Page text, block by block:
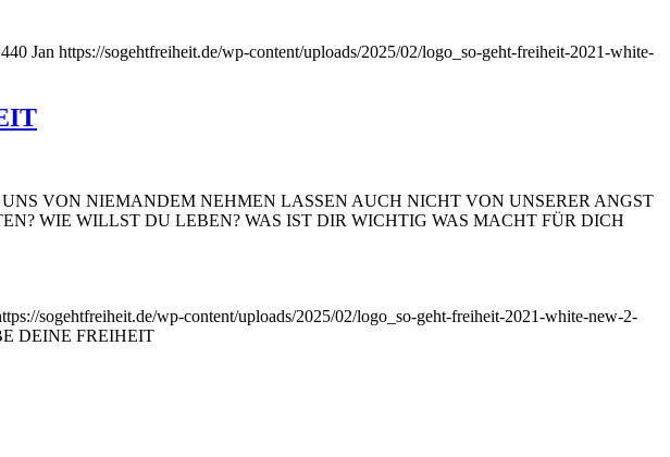
Jan https://sogehtfreiheit.de/wp-content/uploads/2025/02/logo_so-geht-freiheit-2021-white-
VON NIEMANDEM NEHMEN LASSEN AUCH NICHT VON UNSERER ANGST
WIE WILLST DU LEBEN? WAS IST DIR WICHTIG WAS MACHT FÜR DICH
sogehtfreiheit.de/wp-content/uploads/2025/02/logo_so-geht-freiheit-2021-white-new-2-
DEINE FREIHEIT